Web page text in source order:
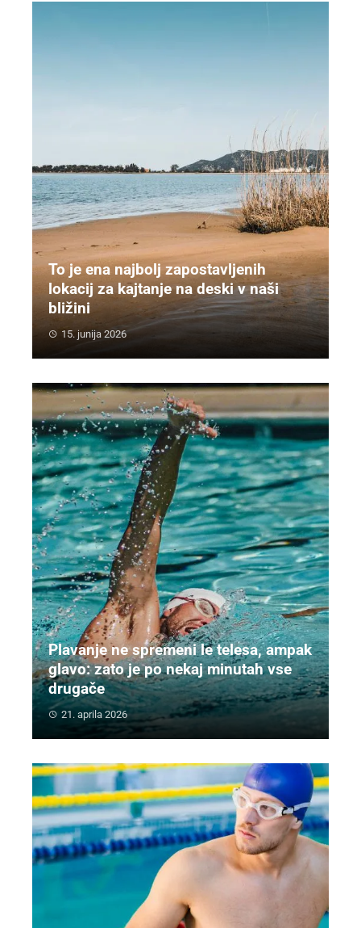
To je ena najbolj zapostavljenih
lokacij za kajtanje na deski v naši
bližini
15. junija 2026
Plavanje ne spremeni le telesa, ampak
glavo: zato je po nekaj minutah vse
drugače
21. aprila 2026